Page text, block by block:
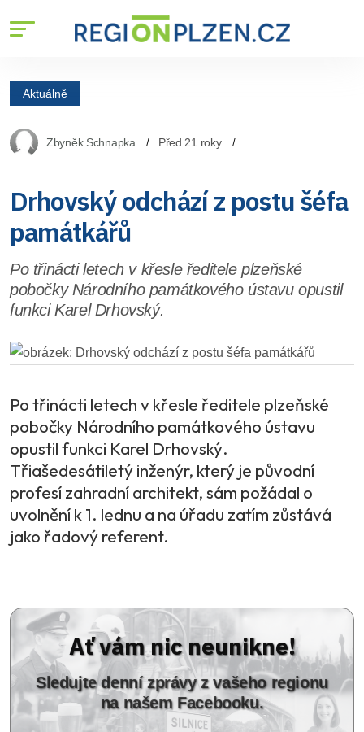
Aktuálně
Zbyněk Schnapka Před 21 roky
Drhovský odchází z postu šéfa
památkářů
Po třinácti letech v křesle ředitele plzeňské
pobočky Národního památkového ústavu opustil
funkci Karel Drhovský.
Po třinácti letech v křesle ředitele plzeňské
pobočky Národního památkového ústavu
opustil funkci Karel Drhovský.
Třiašedesátiletý inženýr, který je původní
profesí zahradní architekt, sám požádal o
uvolnění k 1. lednu a na úřadu zatím zůstává
jako řadový referent.
Ať vám nic neunikne!
Sledujte denní zprávy z vašeho regionu
na našem Facebooku.